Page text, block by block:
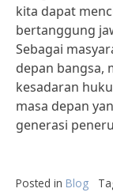
kita dapat
bertanggung
Sebagai
depan bangsa,
kesadaran
masa depan
generasi
Posted in Blog